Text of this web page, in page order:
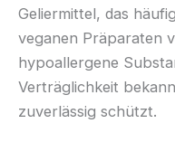
Geliermittel, das
veganen Präparaten
hypoallergene
Verträglichkeit
zuverlässig schützt.